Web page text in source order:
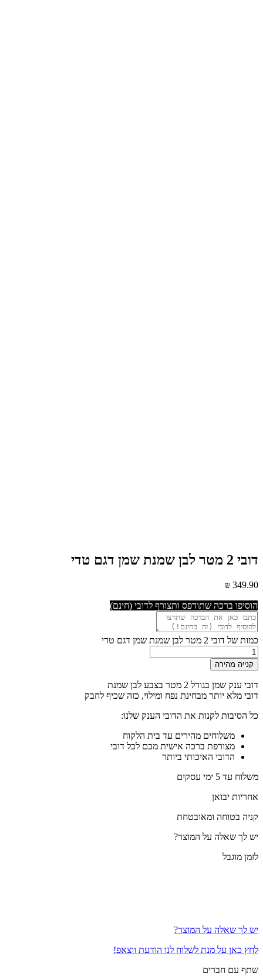
דובי 2 מטר לבן שמנת שמן דגם טדי
₪ 349.90
הוסיפו ברכה שתודפס ותצורף לדובי (חינם)
כמות של דובי 2 מטר לבן שמנת שמן דגם טדי
קנייה מהירה
דובי ענק שמן בגודל 2 מטר בצבע לבן שמנת
דובי מלא יותר מבחינת נפח ומילוי, כזה שכיף לחבק
כל הסיבות לקנות את הדובי הענק שלנו:
משלוחים מהירים עד בית הלקוח
מצורפת ברכה אישית מכם לכל דובי
הדובי האיכותי ביותר
משלוח עד 5 ימי עסקים
אחריות יבואן
קניה בטוחה ומאובטחת
יש לך שאלה על המוצר?
לזמן מוגבל
יש לך שאלה על המוצר?
לחץ כאן על מנת לשלוח לנו הודעת ווצאפ!
שתף עם חברים